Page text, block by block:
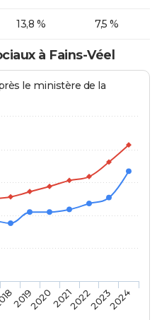
13,8 % 7,5 %
à Fains-Véel
le ministère de la
201920202021202220232024